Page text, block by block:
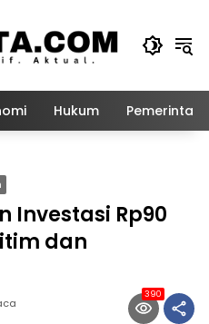
Hukum
Investasi Rp90
dan
390